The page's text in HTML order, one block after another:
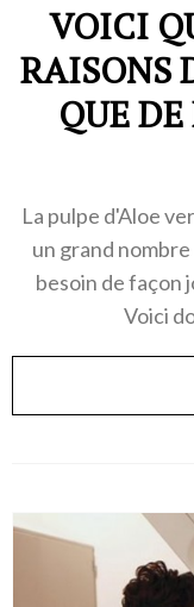
VOICI
RAISONS
QUE DE
La pulpe d'Aloe
un grand
besoin de façon
Voici